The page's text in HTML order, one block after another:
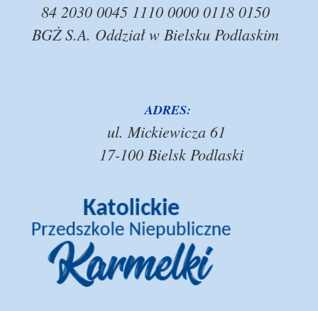
84 2030 0045 1110 0000 0118 0150
BGŻ S.A. Oddział w Bielsku Podlaskim
ADRES:
ul. Mickiewicza 61
17-100 Bielsk Podlaski